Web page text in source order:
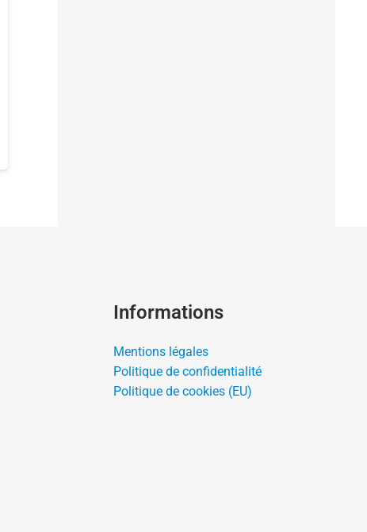
Informations
Mentions légales
Politique de confidentialité
Politique de cookies (EU)